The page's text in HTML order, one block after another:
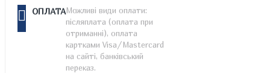
ОПЛАТАМожливі види оплати:
післяплата (оплата при
отриманні), оплата
картками Visa/Mastercard
на сайті, банківський
переказ.